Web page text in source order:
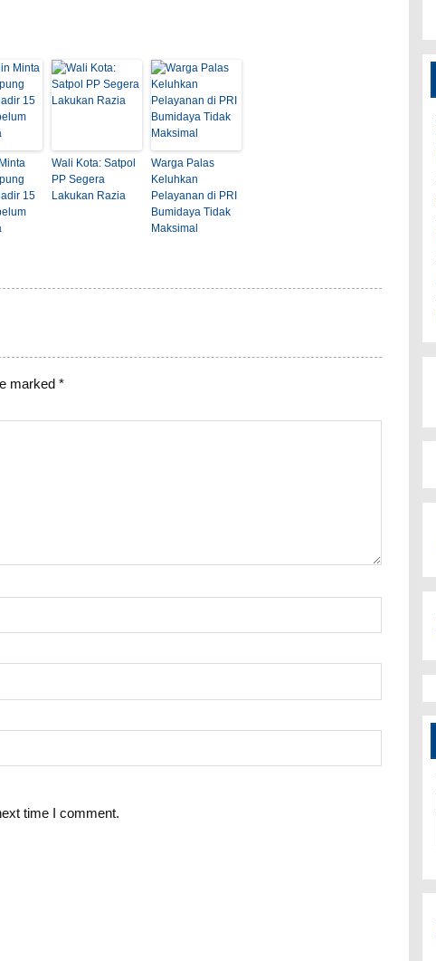
15
Wali Kota: Satpol
PP Segera
Lakukan Razia
Warga Palas
Keluhkan
Pelayanan di PRI
Bumidaya Tidak
Maksimal
marked*
time I comment.